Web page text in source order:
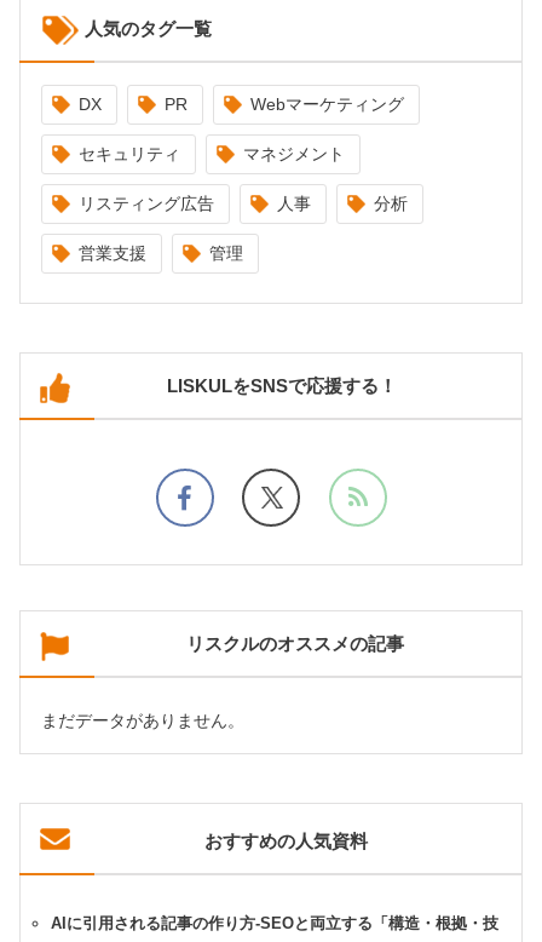
人気のタグ一覧
DX PR Webマーケティング
セキュリティ マネジメント
リスティング広告 人事 分析
営業支援 管理
LISKULをSNSで応援する！
リスクルのオススメの記事
まだデータがありません。
おすすめの人気資料
AIに引用される記事の作り方-SEOと両立する「構造・根拠・技